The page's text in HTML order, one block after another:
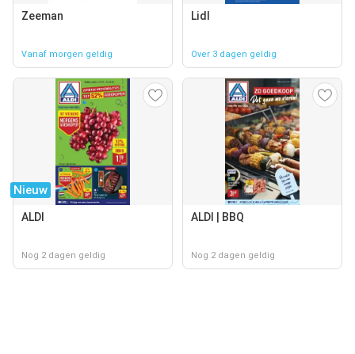
Zeeman
Vanaf morgen geldig
Lidl
Over 3 dagen geldig
Nieuw
ALDI
Nog 2 dagen geldig
ALDI | BBQ
Nog 2 dagen geldig